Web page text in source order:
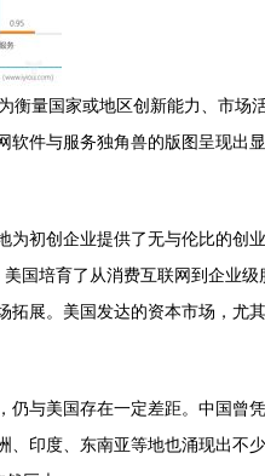
量国家或地区创新能力、市场
件与服务独角兽的版图呈现出
初创企业提供了无与伦比的创
国培育了从消费互联网到企业
展。美国发达的资本市场，尤
与美国存在一定差距。中国曾
印度、东南亚等地也涌现出不